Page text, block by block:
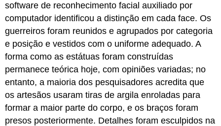
software de reconhecimento facial auxiliado por
computador identificou a distinção em cada face. Os
guerreiros foram reunidos e agrupados por categoria
e posição e vestidos com o uniforme adequado. A
forma como as estátuas foram construídas
permanece teórica hoje, com opiniões variadas; no
entanto, a maioria dos pesquisadores acredita que
os artesãos usaram tiras de argila enroladas para
formar a maior parte do corpo, e os braços foram
presos posteriormente. Detalhes foram esculpidos na